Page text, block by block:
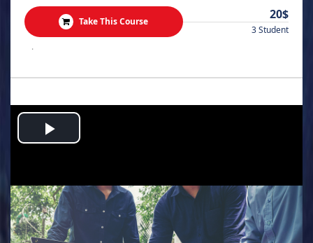
Take This Course 20$
3 Student
.
Play